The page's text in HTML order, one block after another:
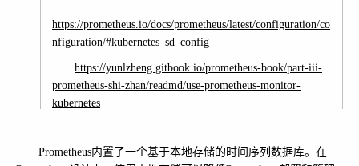
https://prometheus.io/docs/prometheus/latest/configuration/co
nfiguration/#kubernetes_sd_config
https://yunlzheng.gitbook.io/prometheus-book/part-iii-
prometheus-shi-zhan/readmd/use-prometheus-monitor-
kubernetes
https://www.bookstack.cn/read/prometheus_practice/introduct
Prometheus内置了一个基于本地存储的时间序列数据库。在